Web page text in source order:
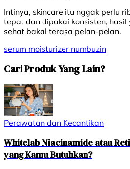
Intinya, skincare itu nggak perlu
tepat dan dipakai konsisten, hasil
sehat bakal terasa pelan-pelan.
serum moisturizer numbuzin
Cari Produk Yang Lain?
Perawatan dan Kecantikan
Whitelab Niacinamide atau
yang Kamu Butuhkan?